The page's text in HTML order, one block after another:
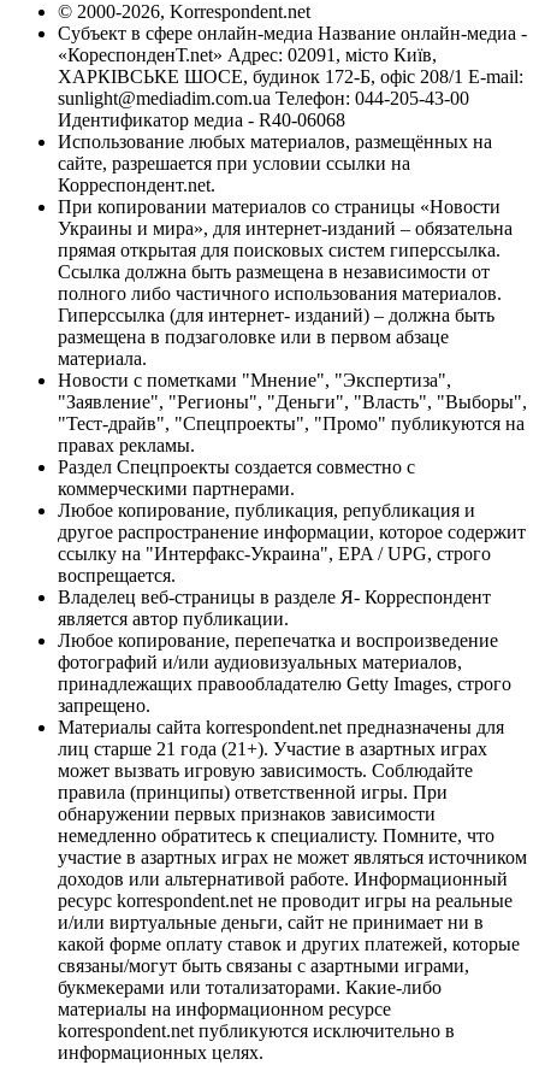
© 2000-2026, Korrespondent.net
Субъект в сфере онлайн-медиа Название онлайн-медиа -
«КореспонденТ.net» Адрес: 02091, місто Київ,
ХАРКІВСЬКЕ ШОСЕ, будинок 172-Б, офіс 208/1 E-mail:
sunlight@mediadim.com.ua Телефон: 044-205-43-00
Идентификатор медиа - R40-06068
Использование любых материалов, размещённых на
сайте, разрешается при условии ссылки на
Корреспондент.net.
При копировании материалов со страницы «Новости
Украины и мира», для интернет-изданий – обязательна
прямая открытая для поисковых систем гиперссылка.
Ссылка должна быть размещена в независимости от
полного либо частичного использования материалов.
Гиперссылка (для интернет- изданий) – должна быть
размещена в подзаголовке или в первом абзаце
материала.
Новости с пометками "Мнение", "Экспертиза",
"Заявление", "Регионы", "Деньги", "Власть", "Выборы",
"Тест-драйв", "Спецпроекты", "Промо" публикуются на
правах рекламы.
Раздел Спецпроекты создается совместно с
коммерческими партнерами.
Любое копирование, публикация, републикация и
другое распространение информации, которое содержит
ссылку на "Интерфакс-Украина", EPA / UPG, строго
воспрещается.
Владелец веб-страницы в разделе Я- Корреспондент
является автор публикации.
Любое копирование, перепечатка и воспроизведение
фотографий и/или аудиовизуальных материалов,
принадлежащих правообладателю Getty Images, строго
запрещено.
Материалы сайта korrespondent.net предназначены для
лиц старше 21 года (21+). Участие в азартных играх
может вызвать игровую зависимость. Соблюдайте
правила (принципы) ответственной игры. При
обнаружении первых признаков зависимости
немедленно обратитесь к специалисту. Помните, что
участие в азартных играх не может являться источником
доходов или альтернативой работе. Информационный
ресурс korrespondent.net не проводит игры на реальные
и/или виртуальные деньги, сайт не принимает ни в
какой форме оплату ставок и других платежей, которые
связаны/могут быть связаны с азартными играми,
букмекерами или тотализаторами. Какие-либо
материалы на информационном ресурсе
korrespondent.net публикуются исключительно в
информационных целях.